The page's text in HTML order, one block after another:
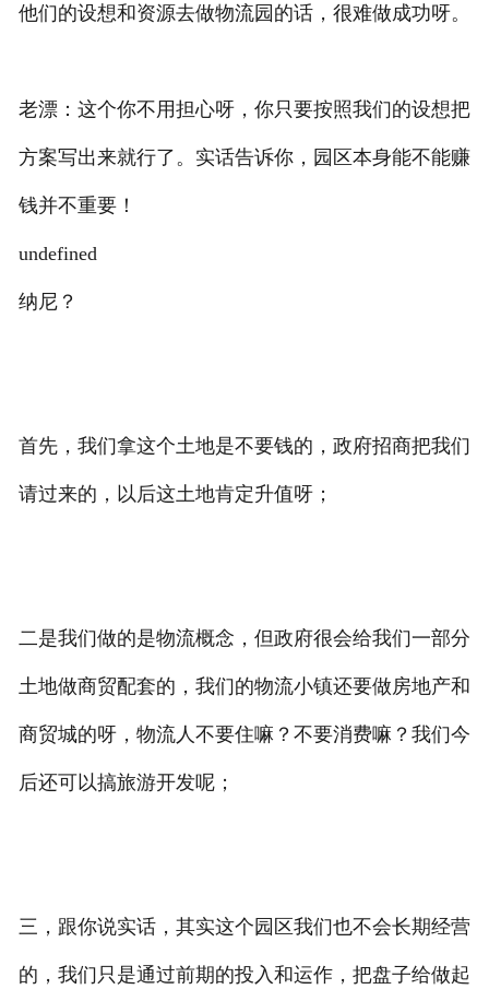
他们的设想和资源去做物流园的话，很难做成功呀。
老漂：这个你不用担心呀，你只要按照我们的设想把
方案写出来就行了。实话告诉你，园区本身能不能赚
钱并不重要！
undefined
纳尼？
首先，我们拿这个土地是不要钱的，政府招商把我们
请过来的，以后这土地肯定升值呀；
二是我们做的是物流概念，但政府很会给我们一部分
土地做商贸配套的，我们的物流小镇还要做房地产和
商贸城的呀，物流人不要住嘛？不要消费嘛？我们今
后还可以搞旅游开发呢；
三，跟你说实话，其实这个园区我们也不会长期经营
的，我们只是通过前期的投入和运作，把盘子给做起